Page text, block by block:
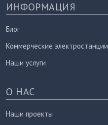
ИНФОРМАЦИЯ
Блог
Коммерческие электростанции
Наши услуги
О НАС
Наши проекты